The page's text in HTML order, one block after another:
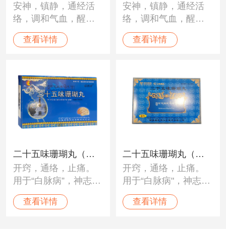
露）
安神，镇静，通经活
络，调和气血，醒脑
开窍。用于“黑白脉
病”、“龙血”不调；中
脑震荡、心脏病、高
血压及神经性障碍。
查看详情
（甘露）
安神，镇静，通经活
络，调和气血，醒脑
开窍。用于“黑白脉
病”、“龙血”不调；中
脑震荡、心脏病、高
血压及神经性障碍。
查看详情
二十五味珊瑚丸（神
猴）
开窍，通络，止痛。
用于“白脉病”，神志不
清，身体麻木，头昏
目眩，脑部疼痛，血
查看详情
二十五味珊瑚丸（太
极）
开窍，通络，止痛。
用于“白脉病"，神志不
清，身体麻木，头昏
目眩，脑部疼痛，血
查看详情